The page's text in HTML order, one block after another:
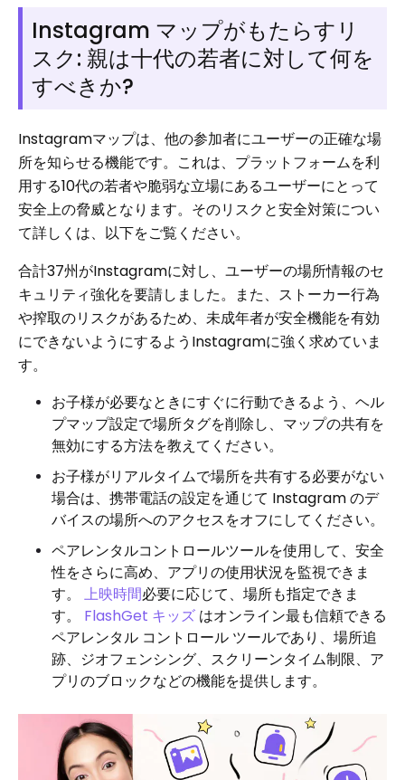
Instagram マップがもたらすリ
スク: 親は十代の若者に対して何を
すべきか?
Instagramマップは、他の参加者にユーザーの正確な場
所を知らせる機能です。これは、プラットフォームを利
用する10代の若者や脆弱な立場にあるユーザーにとって
安全上の脅威となります。そのリスクと安全対策につい
て詳しくは、以下をご覧ください。
合計37州がInstagramに対し、ユーザーの場所情報のセ
キュリティ強化を要請しました。また、ストーカー行為
や搾取のリスクがあるため、未成年者が安全機能を有効
にできないようにするようInstagramに強く求めていま
す。
お子様が必要なときにすぐに行動できるよう、ヘル
プマップ設定で場所タグを削除し、マップの共有を
無効にする方法を教えてください。
お子様がリアルタイムで場所を共有する必要がない
場合は、携帯電話の設定を通じて Instagram のデ
バイスの場所へのアクセスをオフにしてください。
ペアレンタルコントロールツールを使用して、安全
性をさらに高め、アプリの使用状況を監視できま
す。 上映時間必要に応じて、場所も指定できま
す。 FlashGet キッズ はオンライン最も信頼できる
ペアレンタル コントロール ツールであり、場所追
跡、ジオフェンシング、スクリーンタイム制限、ア
プリのブロックなどの機能を提供します。